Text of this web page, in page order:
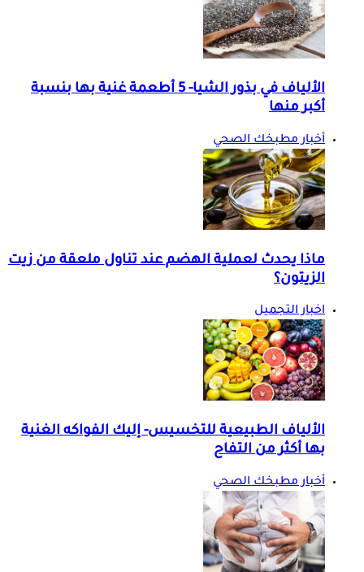
الألياف في بذور الشيا- 5 أطعمة غنية بها بنسبة
أكبر منها
أخبار مطبخك الصحي
ماذا يحدث لعملية الهضم عند تناول ملعقة من زيت
الزيتون؟
اخبار التجميل
الألياف الطبيعية للتخسيس- إليك الفواكه الغنية
بها أكثر من التفاح
أخبار مطبخك الصحي